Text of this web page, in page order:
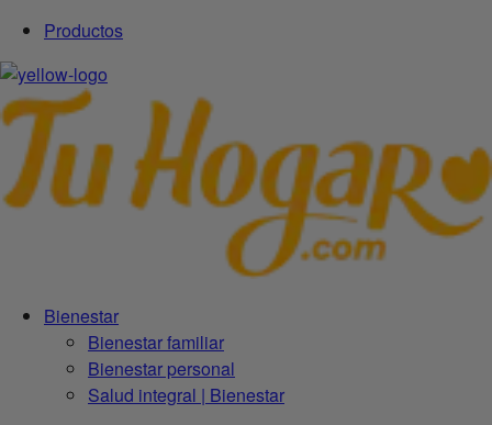
Productos
Bienestar
Bienestar familiar
Bienestar personal
Salud integral | Bienestar